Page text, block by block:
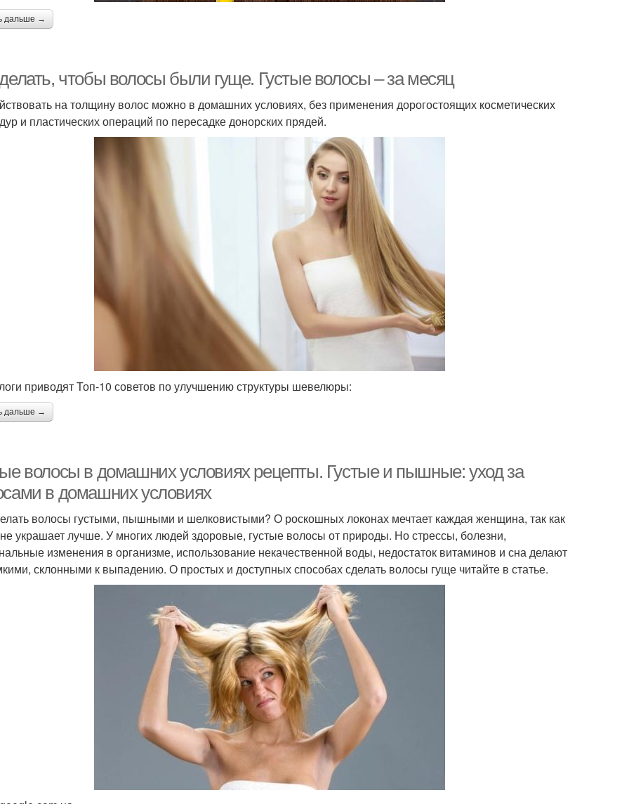
дальше →
чтобы волосы были гуще. Густые волосы – за месяц
на толщину волос можно в домашних условиях, без применения дорогостоящих косметических
и пластических операций по пересадке донорских прядей.
приводят Топ-10 советов по улучшению структуры шевелюры:
дальше →
волосы в домашних условиях рецепты. Густые и пышные: уход за
в домашних условиях
волосы густыми, пышными и шелковистыми? О роскошных локонах мечтает каждая женщина, так как
украшает лучше. У многих людей здоровые, густые волосы от природы. Но стрессы, болезни,
изменения в организме, использование некачественной воды, недостаток витаминов и сна делают
склонными к выпадению. О простых и доступных способах сделать волосы гуще читайте в статье.